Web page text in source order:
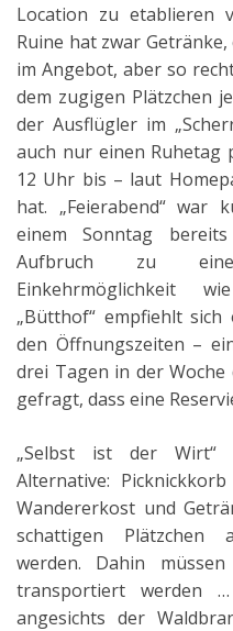
Location zu etablieren
Ruine hat zwar
im Angebot, aber so
dem zugigen Plätzchen
der Ausflügler im
auch nur einen Ruhetag
12 Uhr bis – laut
hat. „Feierabend“ war
einem Sonntag
Aufbruch zu
Einkehrmöglichkeit
„Bütthof“ empfiehlt
den Öffnungszeiten –
drei Tagen in der
gefragt, dass eine
„Selbst ist der Wirt“
Alternative:
Wandererkost und
schattigen Plätzchen
werden. Dahin
transportiert werden
angesichts der